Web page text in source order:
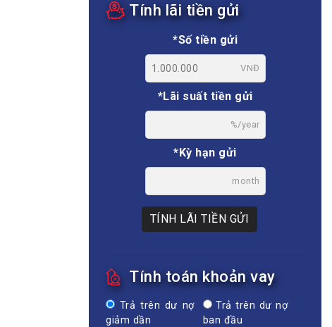
Tính lãi tiền gửi
*Số tiền gửi
VNĐ
*Lãi suất tiền gửi
%/year
*Kỳ hạn gửi
month
TÍNH LÃI TIỀN GỬI
Tính toán khoản vay
Trả trên dư nợ
giảm dần
Trả trên dư nợ
ban đầu